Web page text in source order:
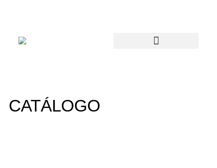
CATÁLOGO